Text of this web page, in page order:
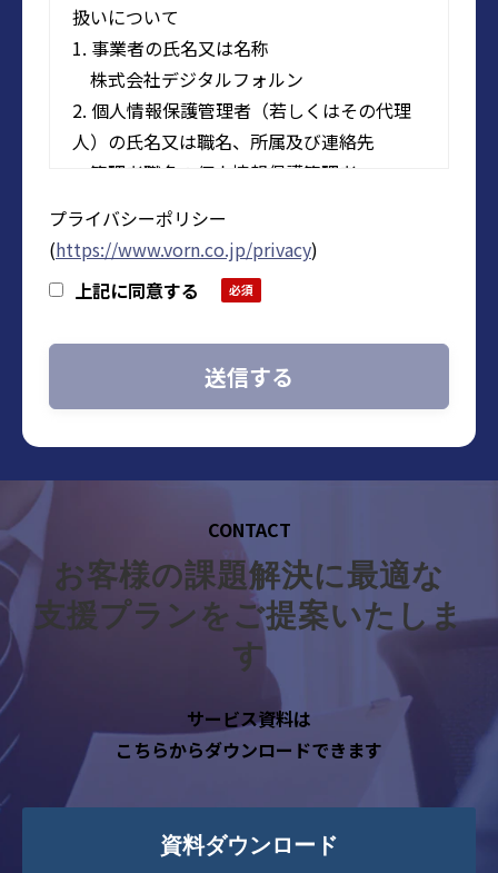
扱いについて
1. 事業者の氏名又は名称
株式会社デジタルフォルン
2. 個人情報保護管理者（若しくはその代理
人）の氏名又は職名、所属及び連絡先
管理者職名：個人情報保護管理者
人事総務部 グループマネージャー
メールアドレス：privacy@vorn.co.jp（受付
時間9:00～18:00※）
3. 個人情報の利用目的
・当社に関するお問い合わせ、質問、ご
・セミナー・展示会・その他イベント等
の参加管理のため
・自社が扱う商品・サービスの提供のた
・自社が扱う商品・サービスに関するご
案内のため
・セミナー・展示会・その他イベント等
に関する案内のため
ート依頼および分析のため
プライバシーポリシー
(https://www.vorn.co.jp/privacy)
上記に同意する
CONTACT
お客様の課題解決に最適な
支援プランをご提案いたしま
す
サービス資料は
こちらからダウンロードできます
資料ダウンロード